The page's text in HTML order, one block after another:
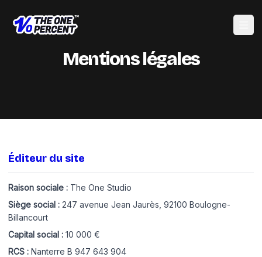
Mentions légales
Éditeur du site
Raison sociale : The One Studio
Siège social : 247 avenue Jean Jaurès, 92100 Boulogne-
Billancourt
Capital social : 10 000 €
RCS : Nanterre B 947 643 904